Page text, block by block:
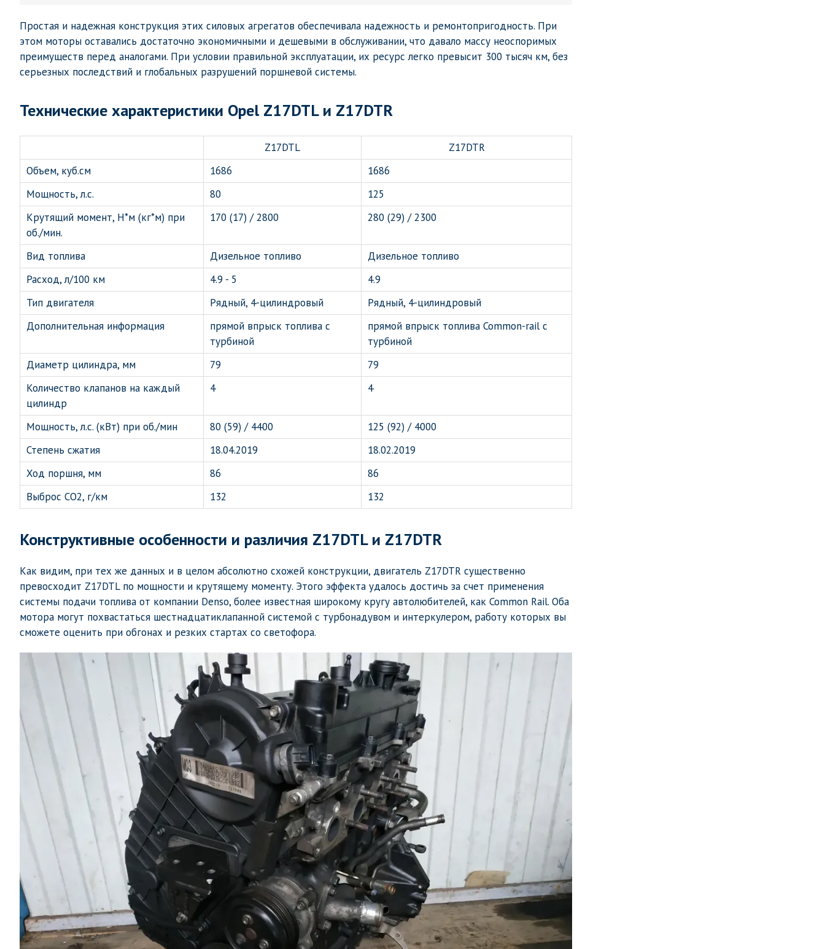
Простая и надежная конструкция этих силовых агрегатов обеспечивала надежность и ремонтопригодность. При
этом моторы оставались достаточно экономичными и дешевыми в обслуживании, что давало массу неоспоримых
преимуществ перед аналогами. При условии правильной эксплуатации, их ресурс легко превысит 300 тысяч км, без
серьезных последствий и глобальных разрушений поршневой системы.
Технические характеристики Opel Z17DTL и Z17DTR
Z17DTL
Z17DTR
Объем, куб.см
1686
1686
Мощность, л.с.
80
125
Крутящий момент, Н*м (кг*м) при
об./мин.
170 (17) / 2800 280 (29) / 2300
Вид топлива Дизельное топливо
Дизельное топливо
Расход, л/100 км
4.9 - 5
4.9
Тип двигателя
Рядный, 4-цилиндровый
Рядный, 4-цилиндровый
Дополнительная информация
прямой впрыск топлива с
турбиной
прямой впрыск топлива Common-rail с
турбиной
Диаметр цилиндра, мм
79
79
Количество клапанов на каждый
цилиндр
4 4
Мощность, л.с. (кВт) при об./мин 80 (59) / 4400
125 (92) / 4000
Степень сжатия
18.04.2019
18.02.2019
Ход поршня, мм
86
86
Выброс CO2, г/км
132 132
Конструктивные особенности и различия Z17DTL и Z17DTR
Как видим, при тех же данных и в целом абсолютно схожей конструкции, двигатель Z17DTR существенно
превосходит Z17DTL по мощности и крутящему моменту. Этого эффекта удалось достичь за счет применения
системы подачи топлива от компании Denso, более известная широкому кругу автолюбителей, как Common Rail. Оба
мотора могут похвастаться шестнадцатиклапанной системой с турбонадувом и интеркулером, работу которых вы
сможете оценить при обгонах и резких стартах со светофора.